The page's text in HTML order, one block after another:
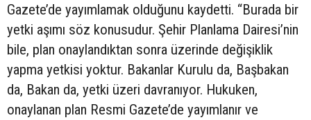
Gazete’de yayımlamak olduğunu kaydetti. “Burada bir
yetki aşımı söz konusudur. Şehir Planlama Dairesi’nin
bile, plan onaylandıktan sonra üzerinde değişiklik
yapma yetkisi yoktur. Bakanlar Kurulu da, Başbakan
da, Bakan da, yetki üzeri davranıyor. Hukuken,
onaylanan plan Resmi Gazete’de yayımlanır ve